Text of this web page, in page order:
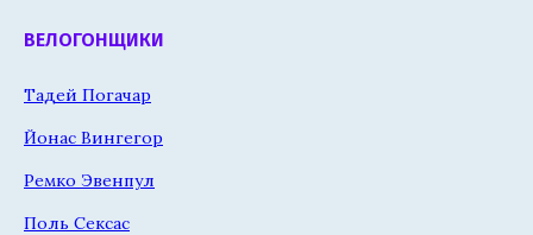
ВЕЛОГОНЩИКИ
Тадей Погачар
Йонас Вингегор
Ремко Эвенпул
Поль Сексас